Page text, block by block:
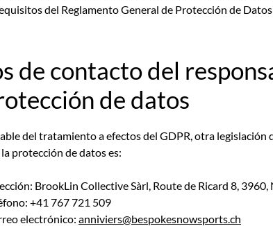
del Reglamento General de Protección de Datos
de contacto del
de datos
del tratamiento a efectos del GDPR, otra
protección de datos es:
BrookLin Collective Sàrl, Route de Ricard 8, 3960,
+41 767 721 509
electrónico: anniviers@bespokesnowsports.ch